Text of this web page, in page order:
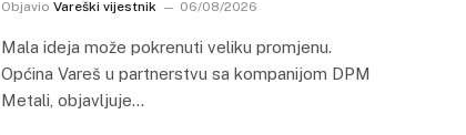
Objavio Vareški vijestnik 06/08/2026
Mala ideja može pokrenuti veliku promjenu.
Općina Vareš u partnerstvu sa kompanijom DPM
Metali, objavljuje…